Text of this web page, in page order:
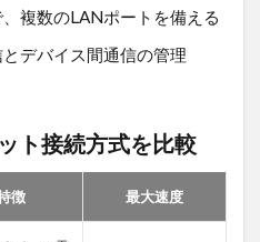
複数のLANポートを備える
デバイス間通信の管理
ト接続方式を比較
徴 最大速度